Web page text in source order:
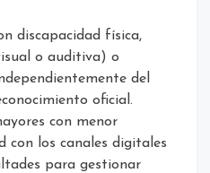
discapacidad física,
o auditiva) o
del
oficial.
con menor
con los canales digitales
para gestionar